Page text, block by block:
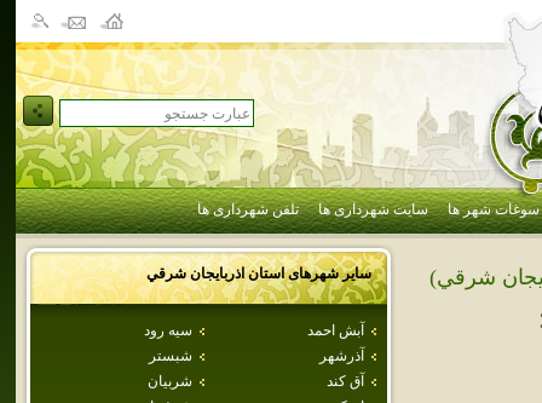
سوغات شهر ها سایت شهرداری ها تلفن شهرداری ها
سایر شهرهای استاناذربايجان شرقي
آبش احمد
سيه رود
آذرشهر
شبستر
آق كند
شربيان
شرقي)